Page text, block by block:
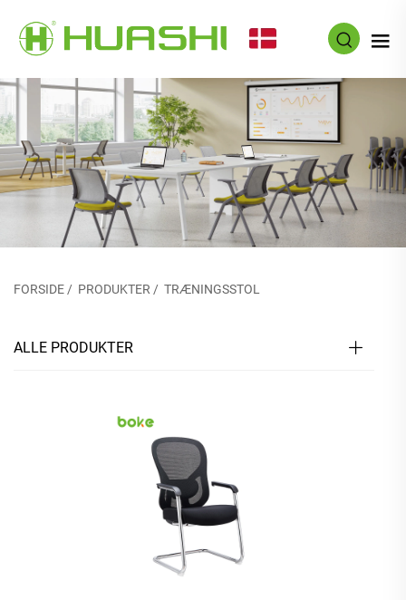
FORSIDE / PRODUKTER / TRÆNINGSSTOL
ALLE PRODUKTER